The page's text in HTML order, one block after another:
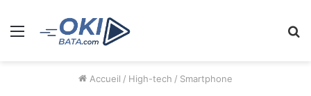
Menu
Accueil / High-tech / Smartphone